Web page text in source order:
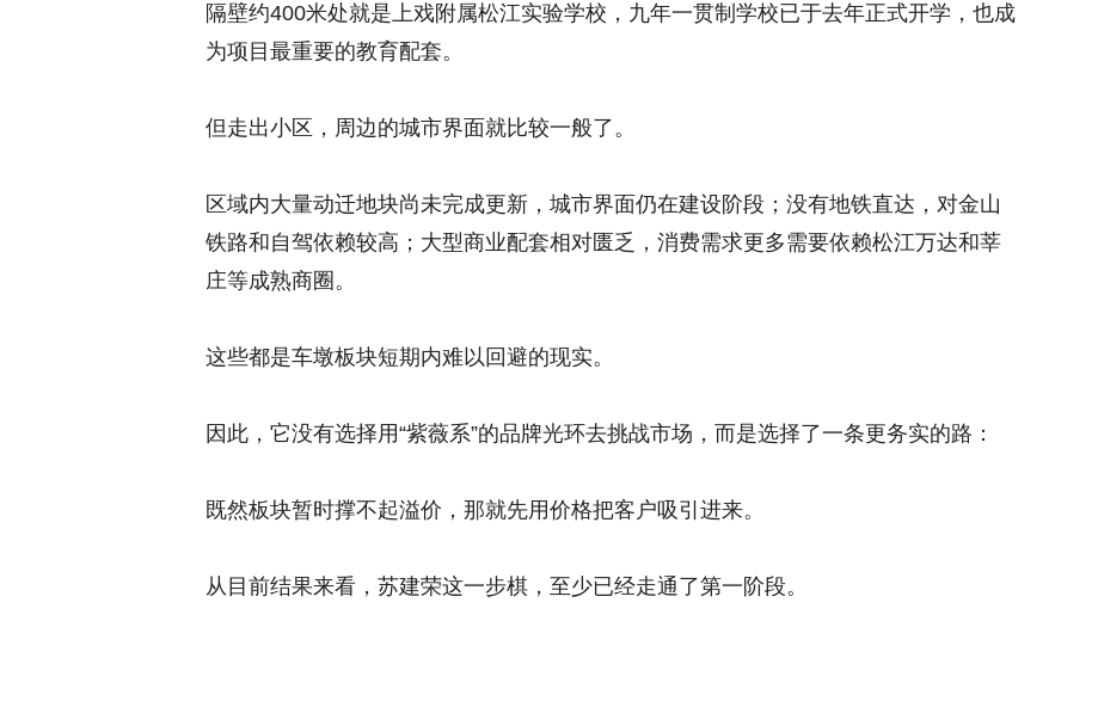
隔壁约400米处就是上戏附属松江实验学校，九年一贯制学校已于去年正式开学，也成
为项目最重要的教育配套。
但走出小区，周边的城市界面就比较一般了。
区域内大量动迁地块尚未完成更新，城市界面仍在建设阶段；没有地铁直达，对金山
铁路和自驾依赖较高；大型商业配套相对匮乏，消费需求更多需要依赖松江万达和莘
庄等成熟商圈。
这些都是车墩板块短期内难以回避的现实。
因此，它没有选择用“紫薇系”的品牌光环去挑战市场，而是选择了一条更务实的路：
既然板块暂时撑不起溢价，那就先用价格把客户吸引进来。
从目前结果来看，苏建荣这一步棋，至少已经走通了第一阶段。